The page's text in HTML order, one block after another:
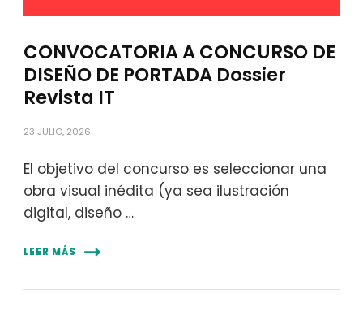
CONVOCATORIA A CONCURSO DE
DISEÑO DE PORTADA Dossier
Revista IT
23 JULIO, 2026
El objetivo del concurso es seleccionar una
obra visual inédita (ya sea ilustración
digital, diseño …
LEER MÁS